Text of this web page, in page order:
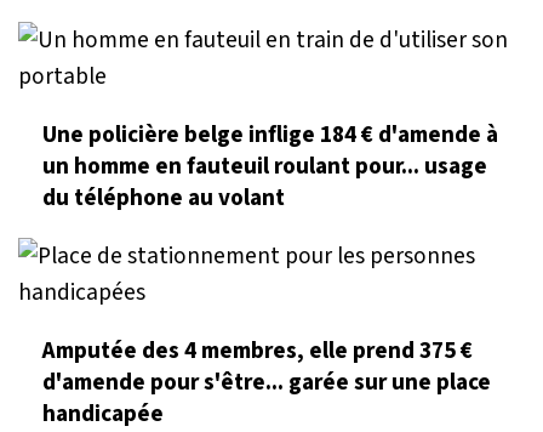
Une policière belge inflige 184 € d'amende à
un homme en fauteuil roulant pour... usage
du téléphone au volant
Amputée des 4 membres, elle prend 375 €
d'amende pour s'être... garée sur une place
handicapée